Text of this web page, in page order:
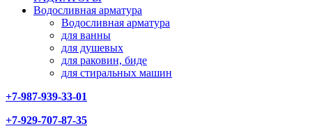
Водосливная арматура
Водосливная арматура
для ванны
для душевых
для раковин, биде
для стиральных машин
+7-987-939-33-01
+7-929-707-87-35